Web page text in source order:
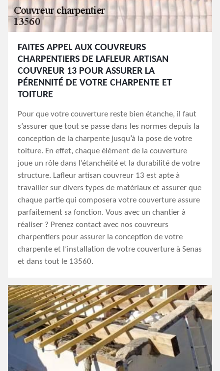
FAITES APPEL AUX COUVREURS
CHARPENTIERS DE LAFLEUR ARTISAN
COUVREUR 13 POUR ASSURER LA
PÉRENNITÉ DE VOTRE CHARPENTE ET
TOITURE
Pour que votre couverture reste bien étanche, il faut
s’assurer que tout se passe dans les normes depuis la
conception de la charpente jusqu’à la pose de votre
toiture. En effet, chaque élément de la couverture
joue un rôle dans l’étanchéité et la durabilité de votre
structure. Lafleur artisan couvreur 13 est apte à
travailler sur divers types de matériaux et assurer que
chaque partie qui composera votre couverture assure
parfaitement sa fonction. Vous avec un chantier à
réaliser ? Prenez contact avec nos couvreurs
charpentiers pour assurer la conception de votre
charpente et l’installation de votre couverture à Senas
et dans tout le 13560.